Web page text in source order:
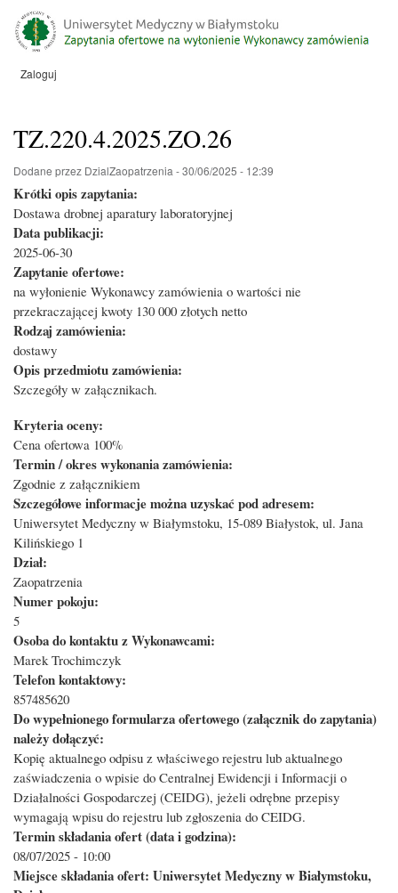
do
treści
Menu
Zaloguj
TZ.220.4.2025.ZO.26
Dodane przez DzialZaopatrzenia -30/06/2025 - 12:39
Krótki opis zapytania:
Dostawa drobnej aparatury laboratoryjnej
Data publikacji:
2025-06-30
Zapytanie ofertowe:
na wyłonienie Wykonawcy zamówienia o wartości nie
przekraczającej kwoty 130 000 złotych netto
Rodzaj zamówienia:
dostawy
Opis przedmiotu zamówienia:
Szczegóły w załącznikach.
Kryteria oceny:
Cena ofertowa 100%
Termin / okres wykonania zamówienia:
Zgodnie z załącznikiem
Szczegółowe informacje można uzyskać pod adresem:
Uniwersytet Medyczny w Białymstoku, 15-089 Białystok, ul. Jana
Kilińskiego 1
Dział:
Zaopatrzenia
Numer pokoju:
5
Osoba do kontaktu z Wykonawcami:
Marek Trochimczyk
Telefon kontaktowy:
857485620
Do wypełnionego formularza ofertowego (załącznik do zapytania)
należy dołączyć:
Kopię aktualnego odpisu z właściwego rejestru lub aktualnego
zaświadczenia o wpisie do Centralnej Ewidencji i Informacji o
Działalności Gospodarczej (CEIDG), jeżeli odrębne przepisy
wymagają wpisu do rejestru lub zgłoszenia do CEIDG.
Termin składania ofert (data i godzina):
08/07/2025 - 10:00
Miejsce składania ofert: Uniwersytet Medyczny w Białymstoku,